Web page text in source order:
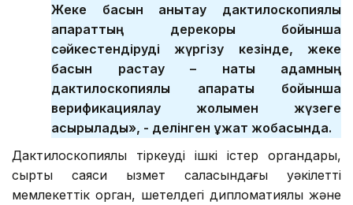
Жеке басын анықтау дактилоскопиялық
ақпараттың дерекқоры бойынша
сәйкестендіруді жүргізу кезінде, жеке
басын растау – нақты адамның
дактилоскопиялық ақпараты бойынша
верификациялау жолымен жүзеге
асырылады», - делінген құжат жобасында.
Дактилоскопиялық тіркеуді ішкі істер органдары,
сыртқы саяси қызмет саласындағы уәкілетті
мемлекеттік орган, шетелдегі дипломатиялық және